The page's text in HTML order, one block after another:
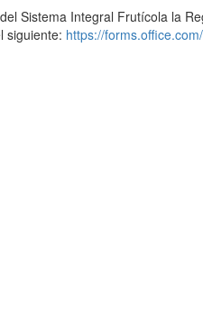
Sistema Integral Frutícola la
siguiente: https://